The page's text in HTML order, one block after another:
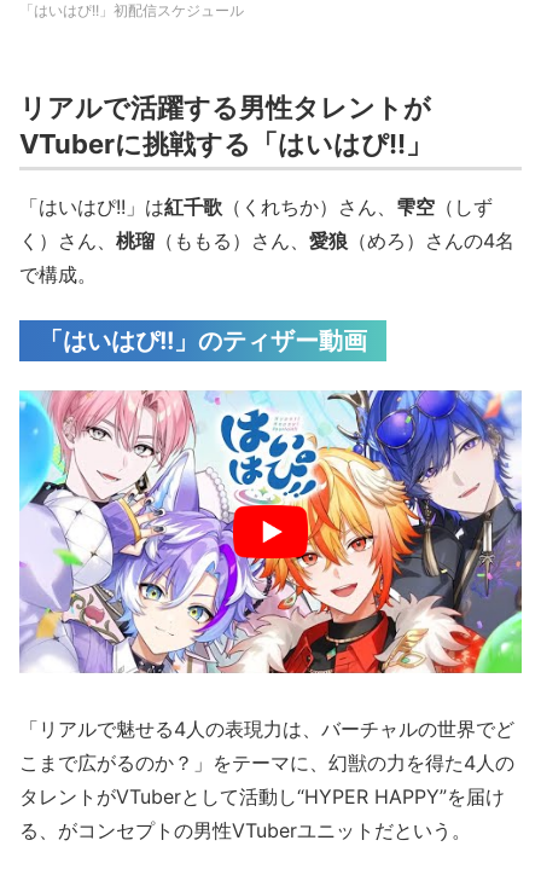
「はいはぴ!!」初配信スケジュール
リアルで活躍する男性タレントが
VTuberに挑戦する「はいはぴ!!」
「はいはぴ!!」は紅千歌 （くれちか）さん、 雫空 （しず
く）さん、 桃瑠 （ももる）さん、 愛狼 （めろ）さんの4名
で構成。
「はいはぴ!!」のティザー動画
「リアルで魅せる4人の表現力は、バーチャルの世界でど
こまで広がるのか？」をテーマに、幻獣の力を得た4人の
タレントがVTuberとして活動し“HYPER HAPPY”を届け
る、がコンセプトの男性VTuberユニットだという。